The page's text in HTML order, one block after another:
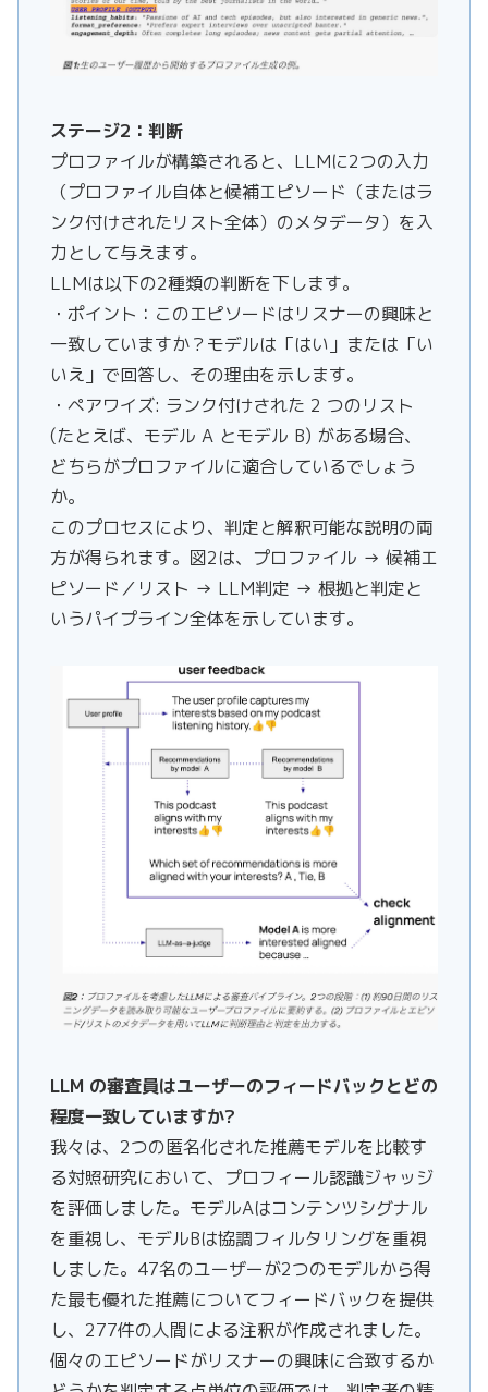
ステージ2：判断
プロファイルが構築されると、LLMに2つの入力
（プロファイル自体と候補エピソード（またはラ
ンク付けされたリスト全体）のメタデータ）を入
力として与えます。
LLMは以下の2種類の判断を下します。
・ポイント：このエピソードはリスナーの興味と
一致していますか？モデルは「はい」または「い
いえ」で回答し、その理由を示します。
・ペアワイズ: ランク付けされた 2 つのリスト
(たとえば、モデル A とモデル B) がある場合、
どちらがプロファイルに適合しているでしょう
か。
このプロセスにより、判定と解釈可能な説明の両
方が得られます。図2は、プロファイル → 候補エ
ピソード／リスト → LLM判定 → 根拠と判定と
いうパイプライン全体を示しています。
LLM の審査員はユーザーのフィードバックとどの
程度一致していますか?
我々は、2つの匿名化された推薦モデルを比較す
る対照研究において、プロフィール認識ジャッジ
を評価しました。モデルAはコンテンツシグナル
を重視し、モデルBは協調フィルタリングを重視
しました。47名のユーザーが2つのモデルから得
た最も優れた推薦についてフィードバックを提供
し、277件の人間による注釈が作成されました。
個々のエピソードがリスナーの興味に合致するか